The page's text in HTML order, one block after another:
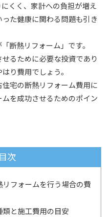
くく、家計への負担が増え
た健康に関わる問題も引き
断熱リフォーム」です。
るために必要な投資であり
り費用でしょう。
宅の断熱リフォーム費用に
を成功させるためのポイン
目次
フォームを行う場合の費
と施工費用の目安